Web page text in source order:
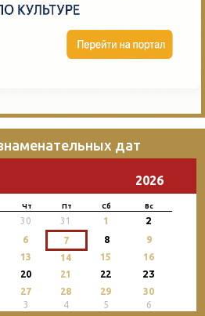
дат
2026
Чт Пт Сб Вс
30 31 1 2
6 7 8
9
13 14 15
16
20 21 22 23
27 28 29
30
3 4 5 6